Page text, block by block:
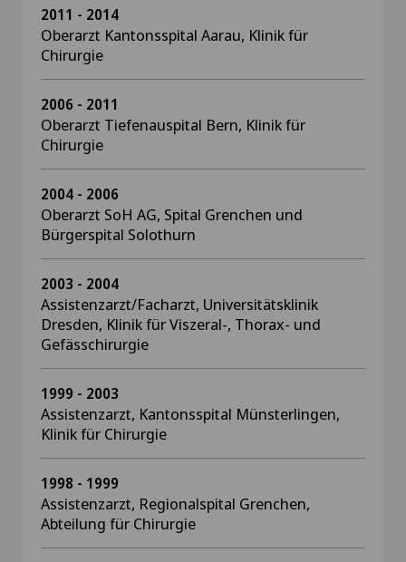
2011 - 2014
Oberarzt Kantonsspital Aarau, Klinik für
Chirurgie
2006 - 2011
Oberarzt Tiefenauspital Bern, Klinik für
Chirurgie
2004 - 2006
Oberarzt SoH AG, Spital Grenchen und
Bürgerspital Solothurn
2003 - 2004
Assistenzarzt/Facharzt, Universitätsklinik
Dresden, Klinik für Viszeral-, Thorax- und
Gefässchirurgie
1999 - 2003
Assistenzarzt, Kantonsspital Münsterlingen,
Klinik für Chirurgie
1998 - 1999
Assistenzarzt, Regionalspital Grenchen,
Abteilung für Chirurgie